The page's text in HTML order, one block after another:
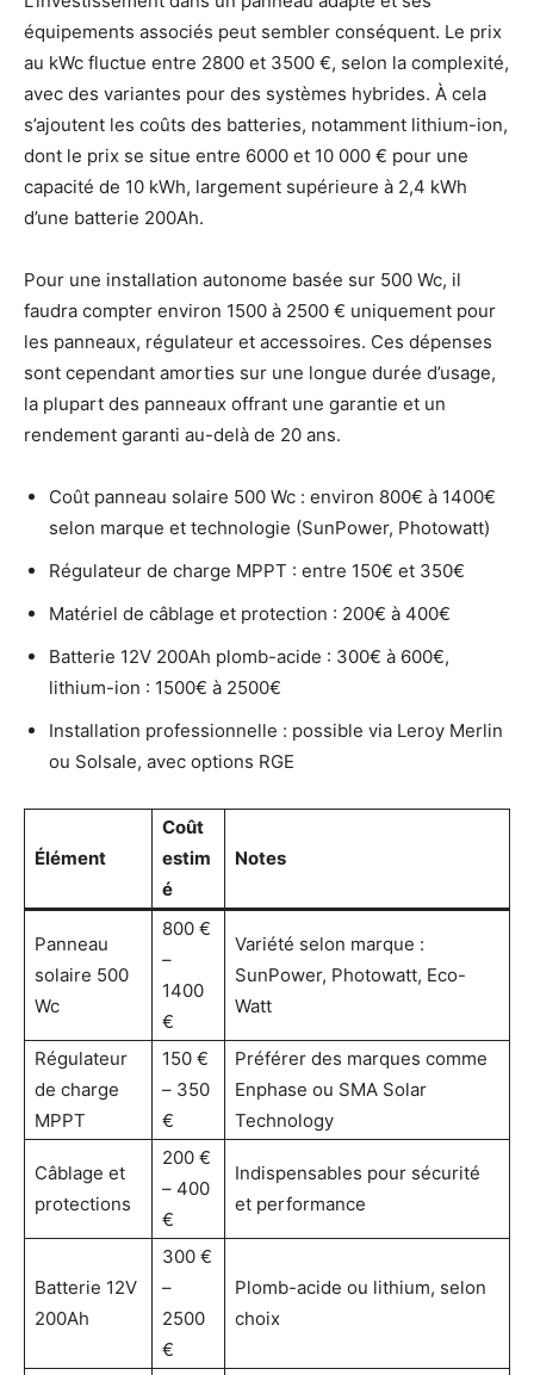
équipements associés peut sembler conséquent. Le prix
au kWc fluctue entre 2800 et 3500 €, selon la complexité,
avec des variantes pour des systèmes hybrides. À cela
s’ajoutent les coûts des batteries, notamment lithium-ion,
dont le prix se situe entre 6000 et 10 000 € pour une
capacité de 10 kWh, largement supérieure à 2,4 kWh
d’une batterie 200Ah.
Pour une installation autonome basée sur 500 Wc, il
faudra compter environ 1500 à 2500 € uniquement pour
les panneaux, régulateur et accessoires. Ces dépenses
sont cependant amorties sur une longue durée d’usage,
la plupart des panneaux offrant une garantie et un
rendement garanti au-delà de 20 ans.
Coût panneau solaire 500 Wc : environ 800€ à 1400€
selon marque et technologie (SunPower, Photowatt)
Régulateur de charge MPPT : entre 150€ et 350€
Matériel de câblage et protection : 200€ à 400€
Batterie 12V 200Ah plomb-acide : 300€ à 600€,
lithium-ion : 1500€ à 2500€
Installation professionnelle : possible via Leroy Merlin
ou Solsale, avec options RGE
Élément
Coût
estim
é
Notes
Panneau
solaire 500
Wc
800 €
–
1400
€
Variété selon marque :
SunPower, Photowatt, Eco-
Watt
Régulateur
de charge
MPPT
150 €
– 350
€
Préférer des marques comme
Enphase ou SMA Solar
Technology
Câblage et
protections
200 €
– 400
€
Indispensables pour sécurité
et performance
Batterie 12V
200Ah
300 €
–
2500
€
Plomb-acide ou lithium, selon
choix